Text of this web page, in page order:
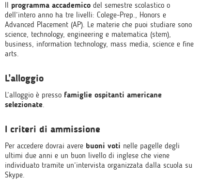
Il programma accademico del semestre scolastico o
dell’intero anno ha tre livelli: Colege-Prep., Honors e
Advanced Placement (AP). Le materie che puoi studiare sono
science, technology, engineering e matematica (stem),
business, information technology, mass media, science e fine
arts.
L’alloggio
L’alloggio è presso famiglie ospitanti americane
selezionate.
I criteri di ammissione
Per accedere dovrai avere buoni voti nelle pagelle degli
ultimi due anni e un buon livello di inglese che viene
individuato tramite un’intervista organizzata dalla scuola su
Skype.